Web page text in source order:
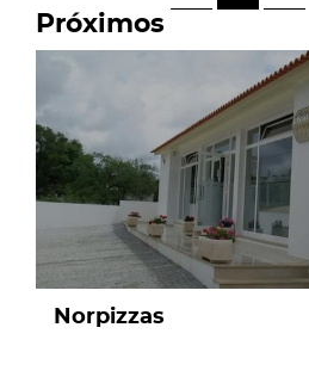
Próximos
Norpizzas